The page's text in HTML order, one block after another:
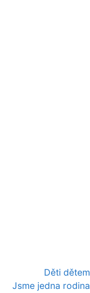
Děti dětem
Jsme jedna rodina